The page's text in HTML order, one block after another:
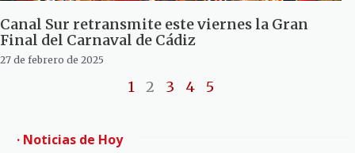
Canal Sur retransmite este viernes la Gran
Final del Carnaval de Cádiz
27 de febrero de 2025
1 2 3 4 5
· Noticias de Hoy